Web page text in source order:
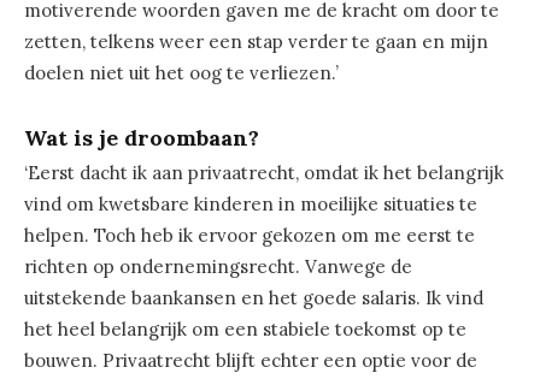
motiverende woorden gaven me de kracht om door te
zetten, telkens weer een stap verder te gaan en mijn
doelen niet uit het oog te verliezen.’
Wat is je droombaan?
‘Eerst dacht ik aan privaatrecht, omdat ik het belangrijk
vind om kwetsbare kinderen in moeilijke situaties te
helpen. Toch heb ik ervoor gekozen om me eerst te
richten op ondernemingsrecht. Vanwege de
uitstekende baankansen en het goede salaris. Ik vind
het heel belangrijk om een stabiele toekomst op te
bouwen. Privaatrecht blijft echter een optie voor de